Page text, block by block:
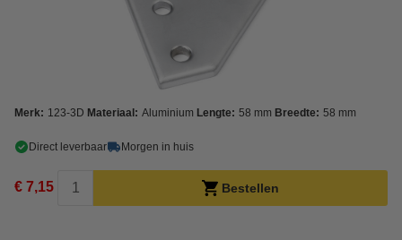
Merk: 123-3D Materiaal: Aluminium Lengte: 58 mm Breedte: 58 mm
Direct leverbaar Morgen in huis
€ 7,15 Bestellen